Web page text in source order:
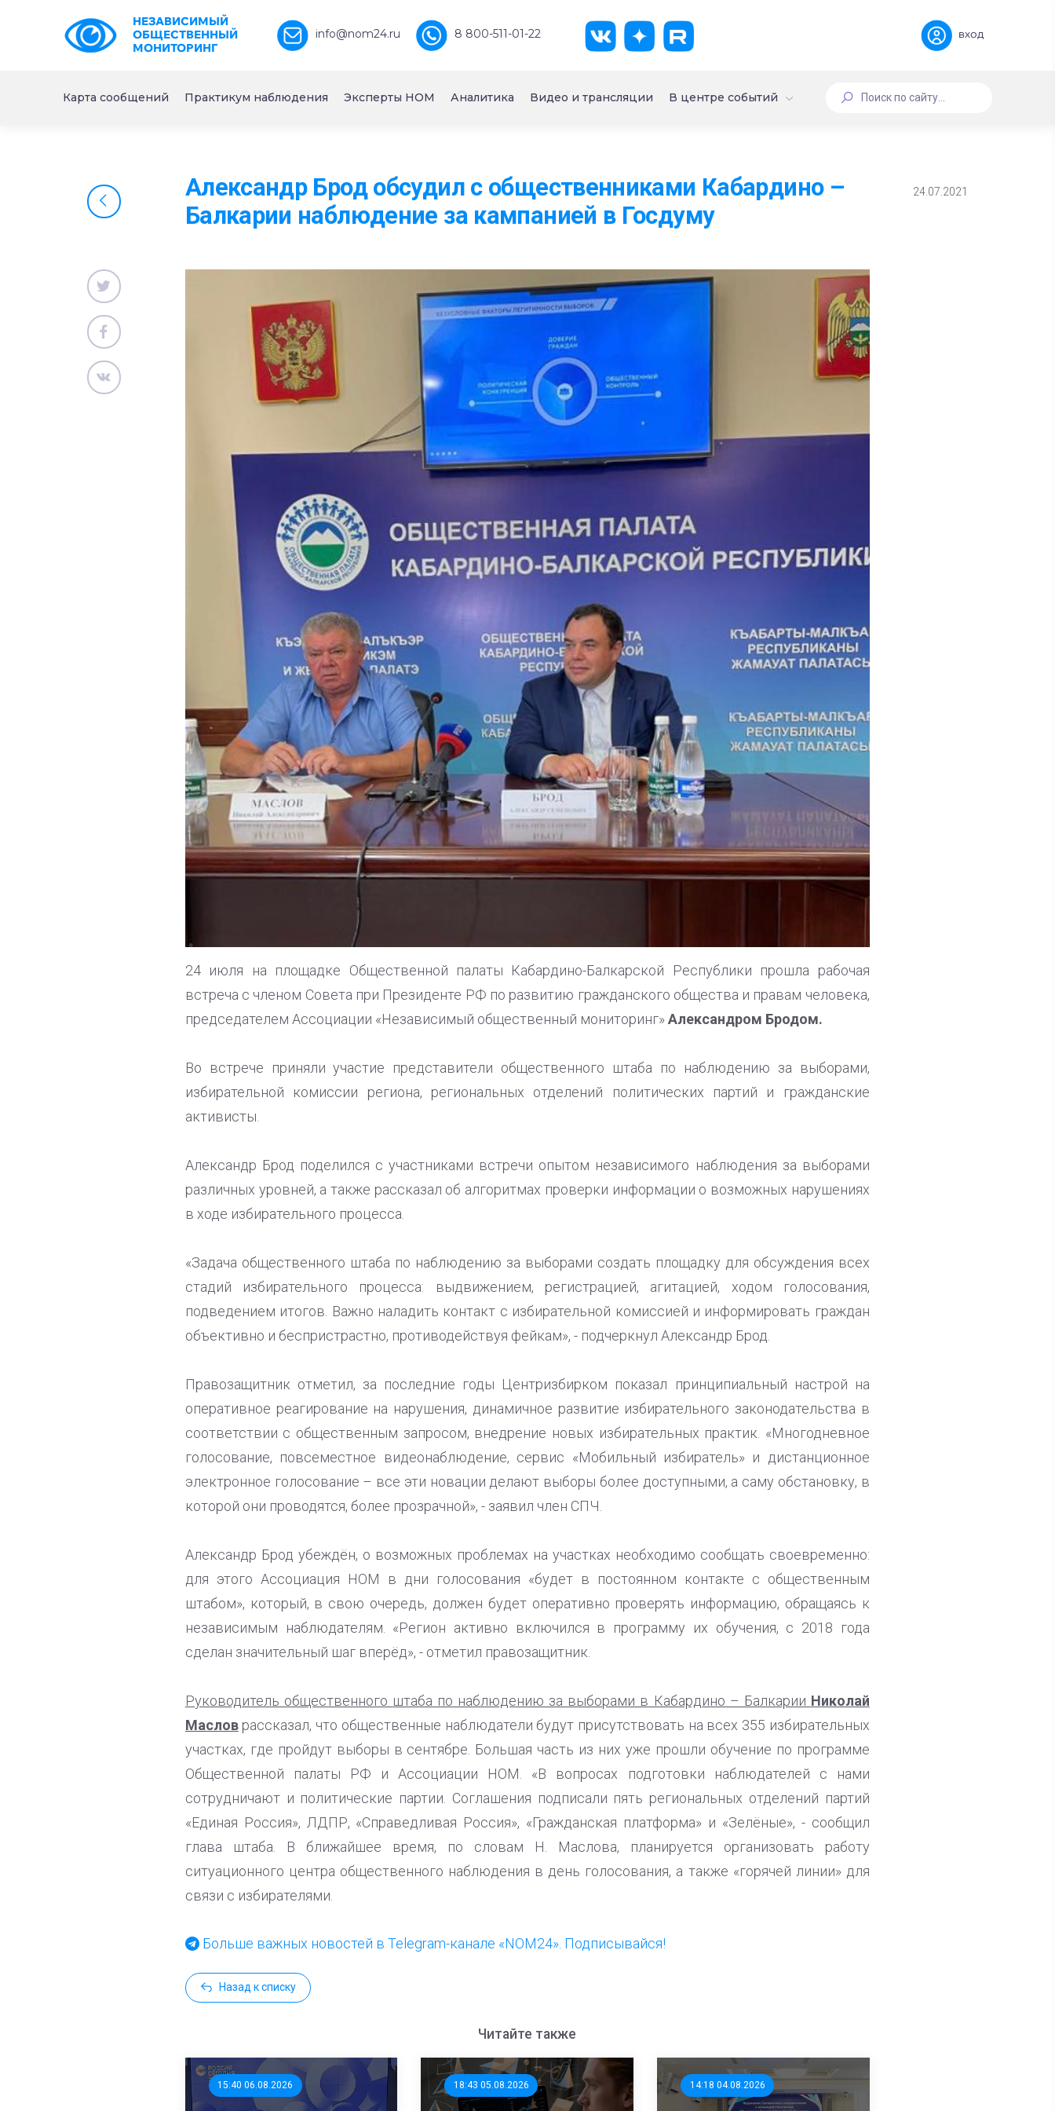
НЕЗАВИСИМЫЙ
ОБЩЕСТВЕННЫЙ
МОНИТОРИНГ
info@nom24.ru 8 800-511-01-22 вход
Карта сообщений Практикум наблюдения Эксперты НОМ Аналитика Видео и трансляции В центре событий
Александр Брод обсудил с общественниками Кабардино –
Балкарии наблюдение за кампанией в Госдуму
24.07.2021
24 июля на площадке Общественной палаты Кабардино-Балкарской Республики прошла рабочая
встреча с членом Совета при Президенте РФ по развитию гражданского общества и правам человека,
председателем Ассоциации «Независимый общественный мониторинг»Александром Бродом.
Во встрече приняли участие представители общественного штаба по наблюдению за выборами,
избирательной комиссии региона, региональных отделений политических партий и гражданские
активисты.
Александр Брод поделился с участниками встречи опытом независимого наблюдения за выборами
различных уровней, а также рассказал об алгоритмах проверки информации о возможных нарушениях
в ходе избирательного процесса.
«Задача общественного штаба по наблюдению за выборами создать площадку для обсуждения всех
стадий избирательного процесса: выдвижением, регистрацией, агитацией, ходом голосования,
подведением итогов. Важно наладить контакт с избирательной комиссией и информировать граждан
объективно и беспристрастно, противодействуя фейкам», - подчеркнул Александр Брод.
Правозащитник отметил, за последние годы Центризбирком показал принципиальный настрой на
оперативное реагирование на нарушения, динамичное развитие избирательного законодательства в
соответствии с общественным запросом, внедрение новых избирательных практик. «Многодневное
голосование, повсеместное видеонаблюдение, сервис «Мобильный избиратель» и дистанционное
электронное голосование – все эти новации делают выборы более доступными, а саму обстановку, в
которой они проводятся, более прозрачной», - заявил член СПЧ.
Александр Брод убеждён, о возможных проблемах на участках необходимо сообщать своевременно:
для этого Ассоциация НОМ в дни голосования «будет в постоянном контакте с общественным
штабом», который, в свою очередь, должен будет оперативно проверять информацию, обращаясь к
независимым наблюдателям. «Регион активно включился в программу их обучения, с 2018 года
сделан значительный шаг вперёд», - отметил правозащитник.
Руководитель общественного штаба по наблюдению за выборами в Кабардино – Балкарии Николай
Масловрассказал, что общественные наблюдатели будут присутствовать на всех 355 избирательных
участках, где пройдут выборы в сентябре. Большая часть из них уже прошли обучение по программе
Общественной палаты РФ и Ассоциации НОМ. «В вопросах подготовки наблюдателей с нами
сотрудничают и политические партии. Соглашения подписали пять региональных отделений партий
«Единая Россия», ЛДПР, «Справедливая Россия», «Гражданская платформа» и «Зелёные», - сообщил
глава штаба. В ближайшее время, по словам Н. Маслова, планируется организовать работу
ситуационного центра общественного наблюдения в день голосования, а также «горячей линии» для
связи с избирателями.
Больше важных новостей в Telegram-канале «NOM24». Подписывайся!
Назад к списку
Читайте также
15:40 06.08.2026 18:43 05.08.2026 14:18 04.08.2026